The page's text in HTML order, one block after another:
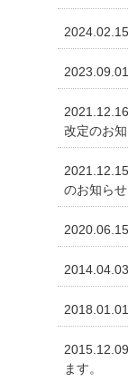
2024.02.15
2023.09.01
2021.12.16
改定のお
2021.12.15
のお知らせ
2020.06.15
2014.04.03
2018.01.01
2015.12.09
ます。